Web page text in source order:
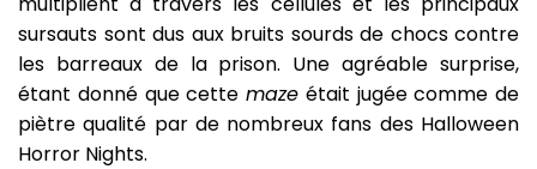
sursauts sont dus aux bruits sourds de chocs contre
les barreaux de la prison. Une agréable surprise,
étant donné que cette maze était jugée comme de
piètre qualité par de nombreux fans des Halloween
Horror Nights.